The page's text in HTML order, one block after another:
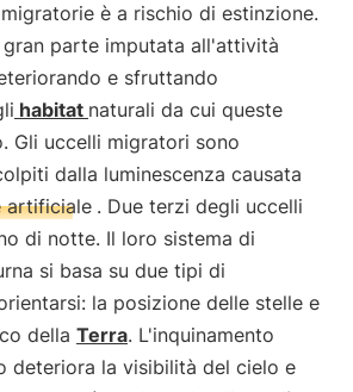
è a rischio di estinzione.
gran parte imputata all'attività
e sfruttando
habitat naturali da cui queste
Gli uccelli migratori sono
dalla luminescenza causata
artificiale . Due terzi degli uccelli
di notte. Il loro sistema di
si basa su due tipi di
la posizione delle stelle e
della Terra. L'inquinamento
deteriora la visibilità del cielo e